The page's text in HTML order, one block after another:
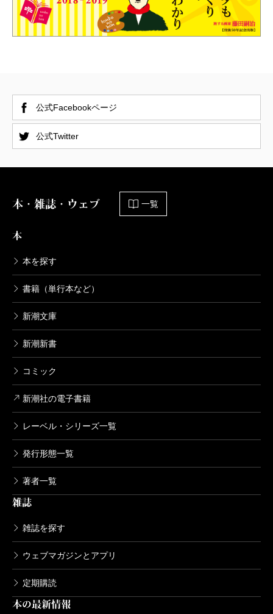
公式Facebookページ
公式Twitter
本・雑誌・ウェブ 一覧
本
本を探す
書籍（単行本など）
新潮文庫
新潮新書
コミック
新潮社の電子書籍
レーベル・シリーズ一覧
発行形態一覧
著者一覧
雑誌
雑誌を探す
ウェブマガジンとアプリ
定期購読
本の最新情報